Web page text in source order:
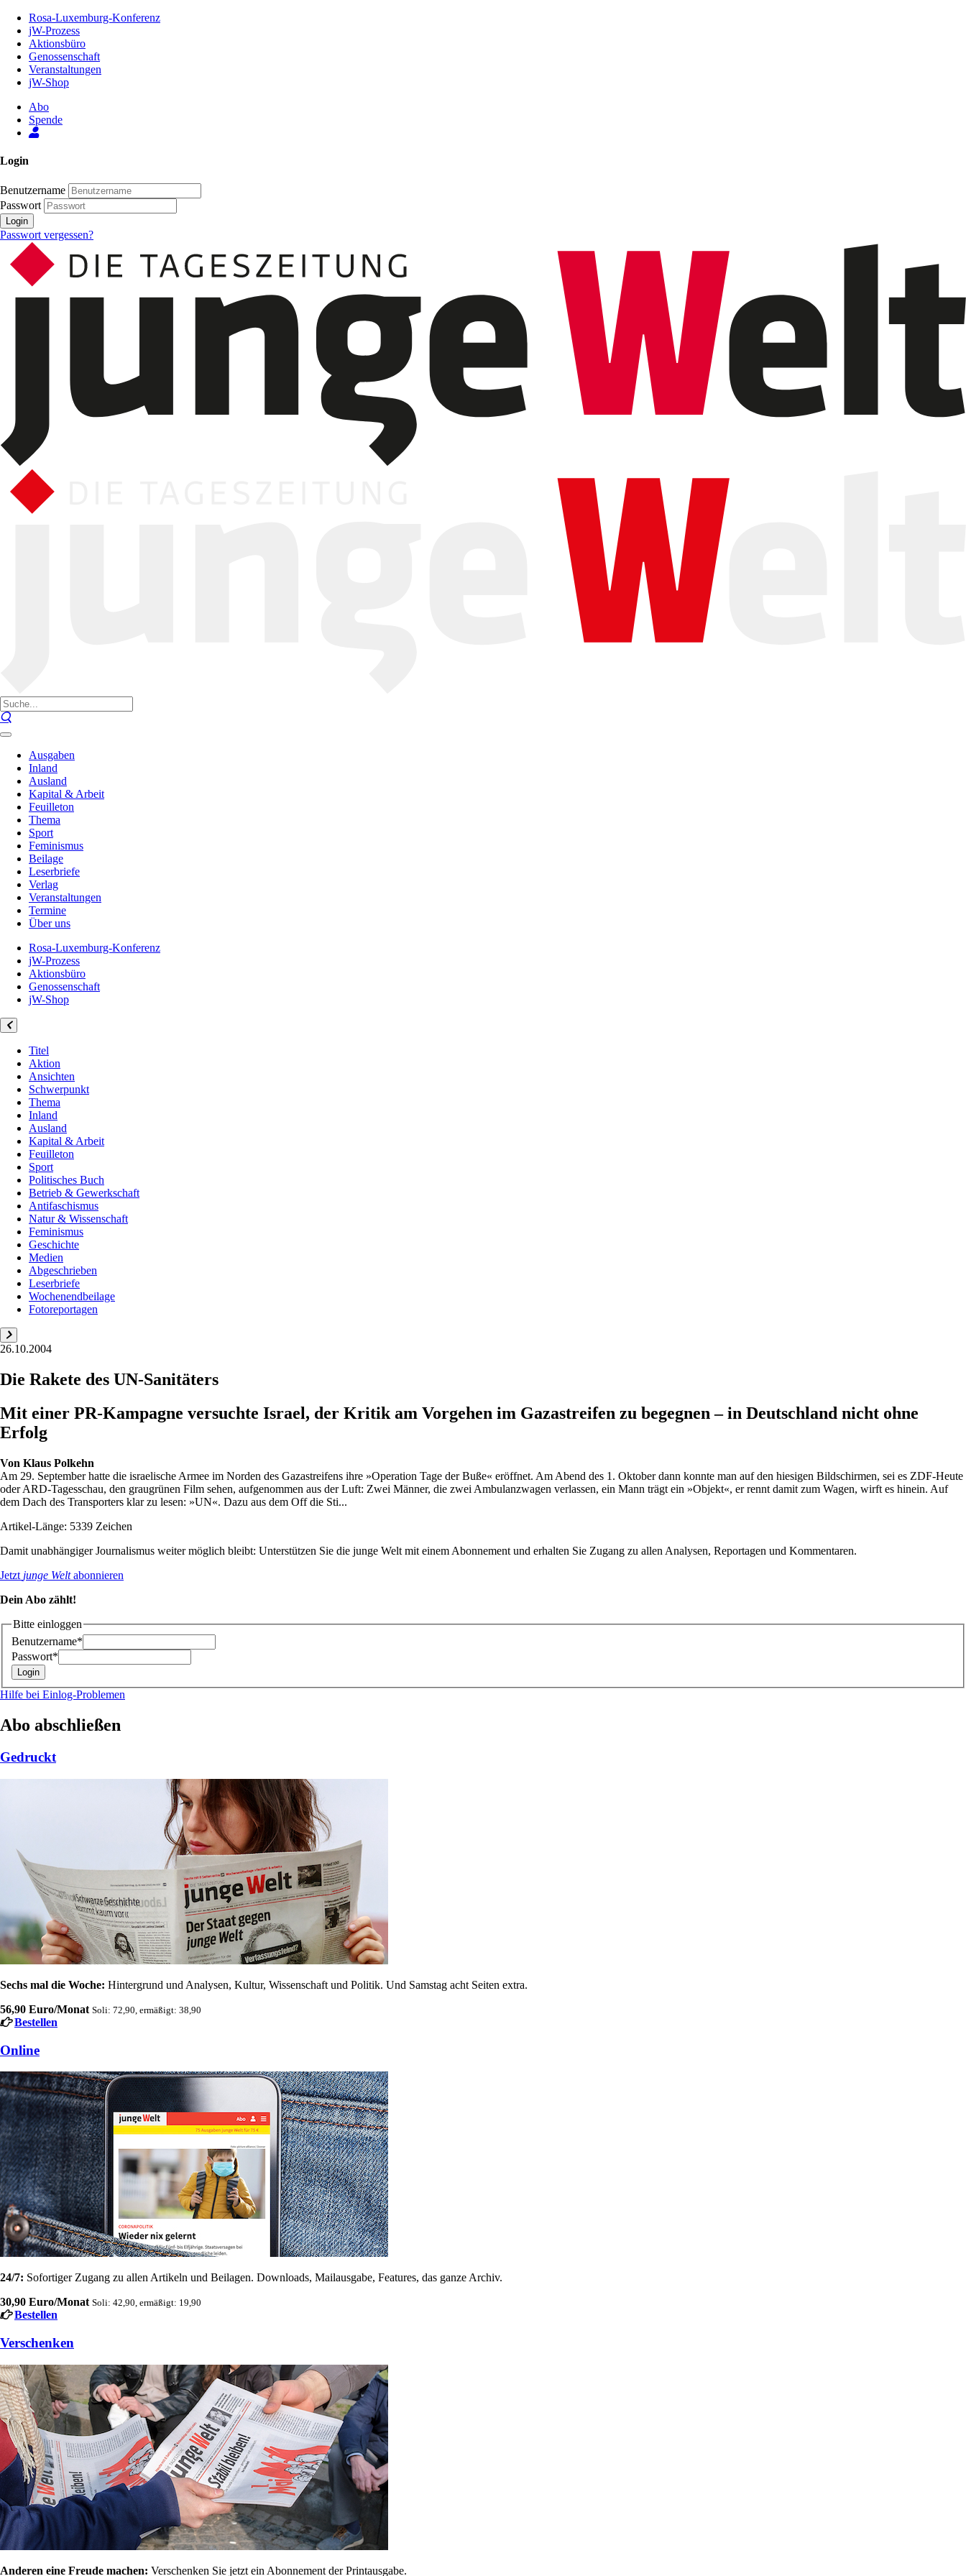
Inhalt
Seite
Rosa-Luxemburg-Konferenz
jW-Prozess
Aktionsbüro
Genossenschaft
Veranstaltungen
jW-Shop
Abo
Spende
Login
Benutzername
Passwort
Login
Passwort vergessen?
Ausgaben
Inland
Ausland
Kapital & Arbeit
Feuilleton
Thema
Sport
Feminismus
Beilage
Leserbriefe
Verlag
Veranstaltungen
Termine
Über uns
Rosa-Luxemburg-Konferenz
jW-Prozess
Aktionsbüro
Genossenschaft
jW-Shop
Titel
Aktion
Ansichten
Schwerpunkt
Thema
Inland
Ausland
Kapital & Arbeit
Feuilleton
Sport
Politisches Buch
Betrieb & Gewerkschaft
Antifaschismus
Natur & Wissenschaft
Feminismus
Geschichte
Medien
Abgeschrieben
Leserbriefe
Wochenendbeilage
Fotoreportagen
26.10.2004
Die Rakete des UN-Sanitäters
Mit einer PR-Kampagne versuchte Israel, der Kritik am Vorgehen im Gazastreifen zu begegnen – in Deutschland nicht ohne
Erfolg
Von Klaus Polkehn
Am 29. September hatte die israelische Armee im Norden des Gazastreifens ihre »Operation Tage der Buße« eröffnet. Am Abend des 1. Oktober dann konnte man auf den hiesigen Bildschirmen, sei es ZDF-Heute
oder ARD-Tagesschau, den graugrünen Film sehen, aufgenommen aus der Luft: Zwei Männer, die zwei Ambulanzwagen verlassen, ein Mann trägt ein »Objekt«, er rennt damit zum Wagen, wirft es hinein. Auf
dem Dach des Transporters klar zu lesen: »UN«. Dazu aus dem Off die Sti...
Artikel-Länge: 5339 Zeichen
Damit unabhängiger Journalismus weiter möglich bleibt: Unterstützen Sie die junge Welt mit einem Abonnement und erhalten Sie Zugang zu allen Analysen, Reportagen und Kommentaren.
Jetzt junge Weltabonnieren
Dein Abo zählt!
Bitte einloggen
Benutzername*
Passwort*
Hilfe bei Einlog-Problemen
Abo abschließen
Gedruckt
Sechs mal die Woche: Hintergrund und Analysen, Kultur, Wissenschaft und Politik. Und Samstag acht Seiten extra.
56,90 Euro/Monat Soli: 72,90, ermäßigt: 38,90
Bestellen
Online
24/7: Sofortiger Zugang zu allen Artikeln und Beilagen. Downloads, Mailausgabe, Features, das ganze Archiv.
30,90 Euro/Monat Soli: 42,90, ermäßigt: 19,90
Bestellen
Verschenken
Anderen eine Freude machen: Verschenken Sie jetzt ein Abonnement der Printausgabe.